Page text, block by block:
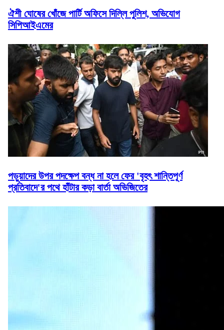
ঐশী ঘোষের খোঁজে পার্টি অফিসে দিল্লি পুলিশ, অভিযোগ
সিপিআইএমের
পড়ুয়াদের উপর পদক্ষেপ বন্ধ না হলে ফের 'বৃহৎ শান্তিপূর্ণ
প্রতিবাদে'র পথে হাঁটার কড়া বার্তা অভিজিতের